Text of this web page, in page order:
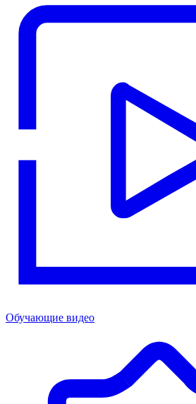
Обучающие видео